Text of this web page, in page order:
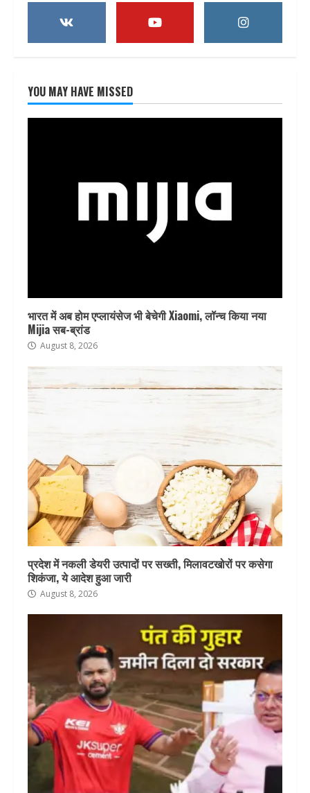
YOU MAY HAVE MISSED
भारत में अब होम एप्लायंसेज भी बेचेगी Xiaomi, लॉन्च किया नया
Mijia सब-ब्रांड
August 8, 2026
प्रदेश में नकली डेयरी उत्पादों पर सख्ती, मिलावटखोरों पर कसेगा
शिकंजा, ये आदेश हुआ जारी
August 8, 2026